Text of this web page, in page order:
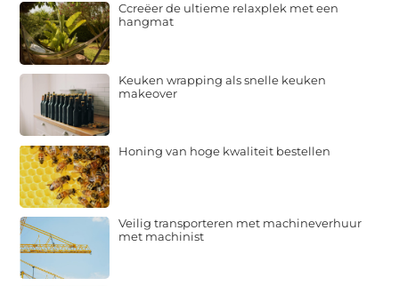
Ccreëer de ultieme relaxplek met een
hangmat
Keuken wrapping als snelle keuken
makeover
Honing van hoge kwaliteit bestellen
Veilig transporteren met machineverhuur
met machinist